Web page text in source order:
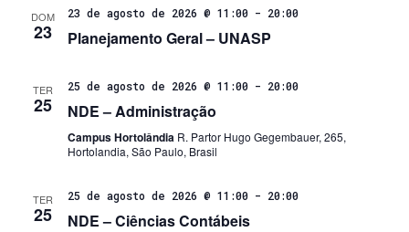
DOM
23
23 de agosto de 2026 @ 11:00- 20:00
Planejamento Geral – UNASP
TER
25
25 de agosto de 2026 @ 11:00- 20:00
NDE – Administração
Campus Hortolândia R. Partor Hugo Gegembauer, 265,
Hortolandia, São Paulo, Brasil
TER
25
25 de agosto de 2026 @ 11:00- 20:00
NDE – Ciências Contábeis